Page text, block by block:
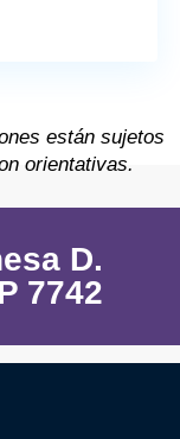
están sujetos
orientativas.
D.
7742